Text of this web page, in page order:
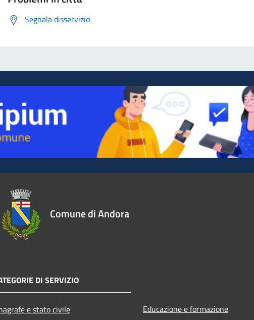
Segnala disservizio
Comune di Andora
DI SERVIZIO
e stato civile
Educazione e formazione